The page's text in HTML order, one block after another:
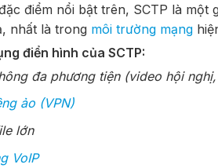
điểm nổi bật trên, SCTP là
nhất là trong môi trường mạng
điển hình của SCTP:
đa phương tiện (video hội
ảo (VPN)
lớn
VoIP